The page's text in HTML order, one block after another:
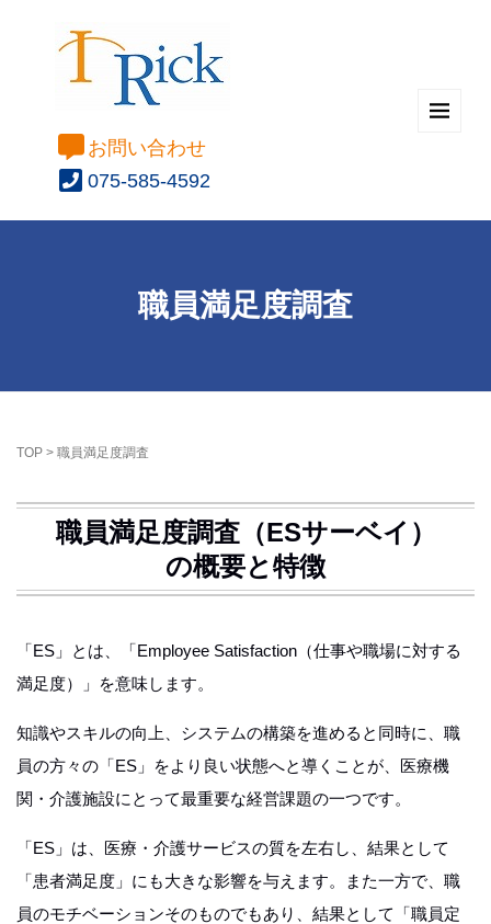
お問い合わせ
075-585-4592
職員満足度調査
TOP > 職員満足度調査
職員満足度調査（ESサーベイ）
の概要と特徴
「ES」とは、「Employee Satisfaction（仕事や職場に対する
満足度）」を意味します。
知識やスキルの向上、システムの構築を進めると同時に、職
員の方々の「ES」をより良い状態へと導くことが、医療機
関・介護施設にとって最重要な経営課題の一つです。
「ES」は、医療・介護サービスの質を左右し、結果として
「患者満足度」にも大きな影響を与えます。また一方で、職
員のモチベーションそのものでもあり、結果として「職員定